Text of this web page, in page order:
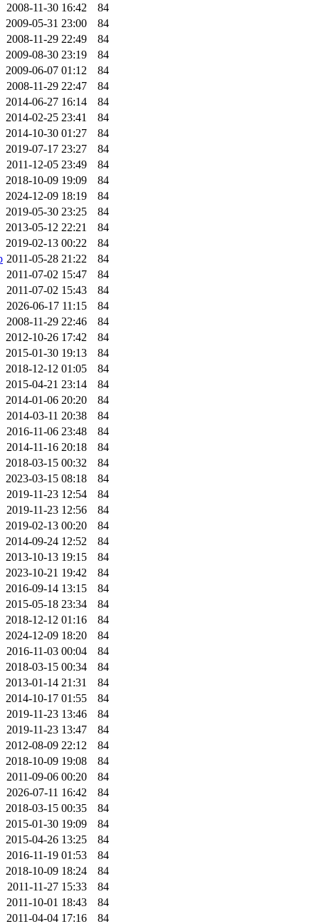
2008-11-30 16:42
84
2009-05-31 23:00
84
2008-11-29 22:49
84
2009-08-30 23:19
84
2009-06-07 01:12
84
2008-11-29 22:47
84
2014-06-27 16:14
84
2014-02-25 23:41
84
2014-10-30 01:27
84
2019-07-17 23:27
84
2011-12-05 23:49
84
2018-10-09 19:09
84
2024-12-09 18:19
84
2019-05-30 23:25
84
2013-05-12 22:21
84
2019-02-13 00:22
84
2011-05-28 21:22
84
2011-07-02 15:47
84
2011-07-02 15:43
84
2026-06-17 11:15
84
2008-11-29 22:46
84
2012-10-26 17:42
84
2015-01-30 19:13
84
2018-12-12 01:05
84
2015-04-21 23:14
84
2014-01-06 20:20
84
2014-03-11 20:38
84
2016-11-06 23:48
84
2014-11-16 20:18
84
2018-03-15 00:32
84
2023-03-15 08:18
84
2019-11-23 12:54
84
2019-11-23 12:56
84
2019-02-13 00:20
84
2014-09-24 12:52
84
2013-10-13 19:15
84
2023-10-21 19:42
84
2016-09-14 13:15
84
2015-05-18 23:34
84
2018-12-12 01:16
84
2024-12-09 18:20
84
2016-11-03 00:04
84
2018-03-15 00:34
84
2013-01-14 21:31
84
2014-10-17 01:55
84
2019-11-23 13:46
84
2019-11-23 13:47
84
2012-08-09 22:12
84
2018-10-09 19:08
84
2011-09-06 00:20
84
2026-07-11 16:42
84
2018-03-15 00:35
84
2015-01-30 19:09
84
2015-04-26 13:25
84
2016-11-19 01:53
84
2018-10-09 18:24
84
2011-11-27 15:33
84
2011-10-01 18:43
84
2011-04-04 17:16 84